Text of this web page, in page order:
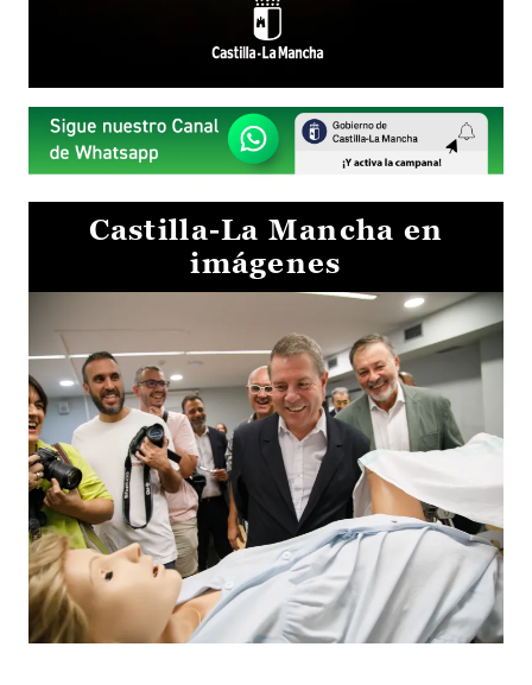
Castilla-La Mancha en
imágenes